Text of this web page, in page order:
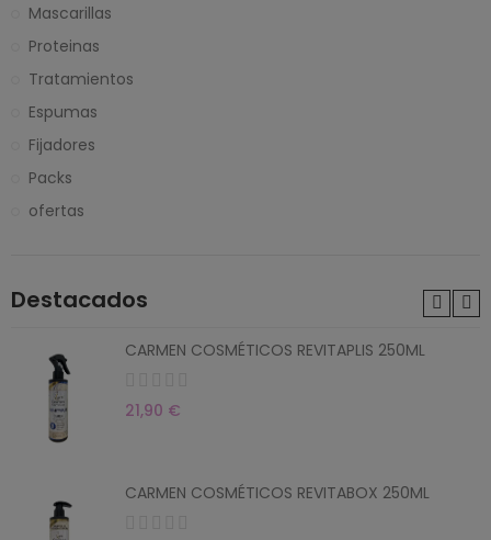
Mascarillas
Proteinas
Tratamientos
Espumas
Fijadores
Packs
ofertas
Destacados
CARMEN COSMÉTICOS REVITAPLIS 250ML
21,90 €
CARMEN COSMÉTICOS REVITABOX 250ML